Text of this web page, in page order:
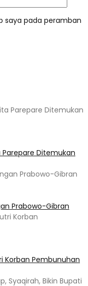
saya pada peramban
Ditemukan
Prabowo-Gibran
Korban Pembunuhan